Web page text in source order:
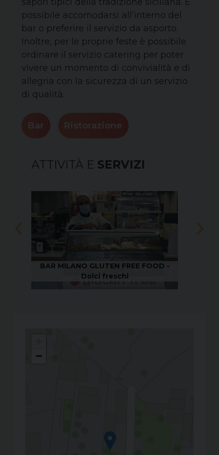
possibile accomodarsi all’interno del
bar o preferire il servizio da asporto.
Inoltre, per le proprie feste è possibile
ordinare il servizio catering per poter
vivere un momento di convivialità e di
allegria con la sicurezza di un servizio
di qualità.
Bar Ristorazione
ATTIVITÀ E SERVIZI
BAR MILANO GLUTEN FREE FOOD -
Dolci freschi
−